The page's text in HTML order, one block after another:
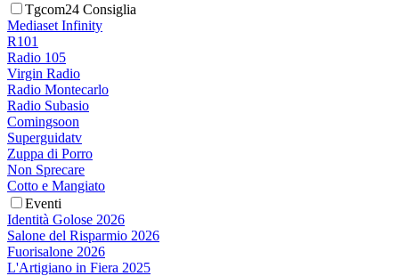
Tgcom24 Consiglia
Mediaset Infinity
R101
Radio 105
Virgin Radio
Radio Montecarlo
Radio Subasio
Comingsoon
Superguidatv
Zuppa di Porro
Non Sprecare
Cotto e Mangiato
Eventi
Identità Golose 2026
Salone del Risparmio 2026
Fuorisalone 2026
L'Artigiano in Fiera 2025